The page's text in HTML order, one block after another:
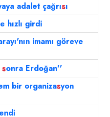
adalet çağrısı
hızlı girdi
imamı göreve
sonra Erdoğan''
bir organizasyon